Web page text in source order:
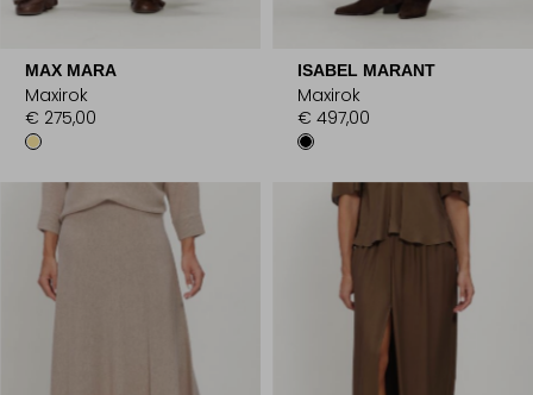
MAX MARA
Maxirok
€ 275,00
ISABEL MARANT
Maxirok
€ 497,00